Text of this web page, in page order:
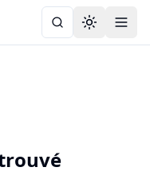
Toggle